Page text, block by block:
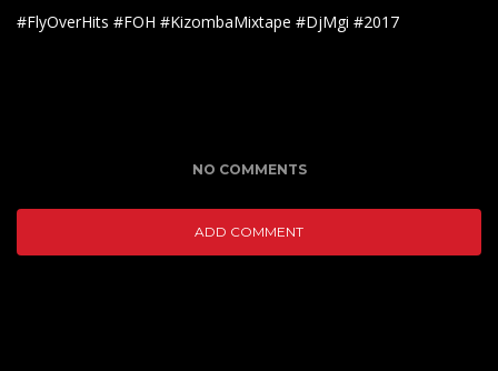
#FlyOverHits #FOH #KizombaMixtape #DjMgi #2017
NO COMMENTS
ADD COMMENT